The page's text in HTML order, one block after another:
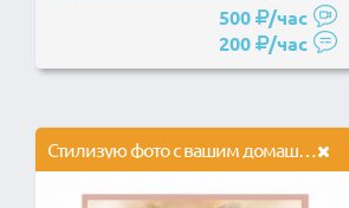
500
/час
200
/час
Стилизую фото с вашим домашним питомцем под акварель